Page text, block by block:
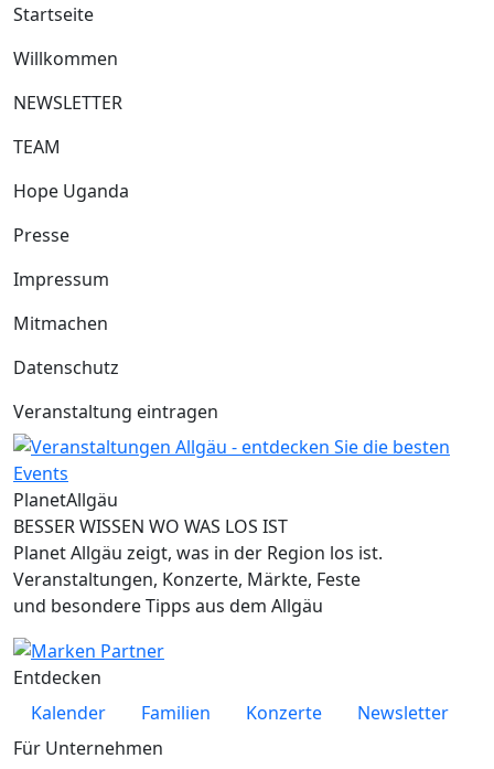
Startseite
Willkommen
NEWSLETTER
TEAM
Hope Uganda
Presse
Impressum
Mitmachen
Datenschutz
Veranstaltung eintragen
PlanetAllgäu
BESSER WISSEN WO WAS LOS IST
Planet Allgäu zeigt, was in der Region los ist.
Veranstaltungen, Konzerte, Märkte, Feste
und besondere Tipps aus dem Allgäu
Entdecken
Kalender
Familien Konzerte
Newsletter
Für Unternehmen